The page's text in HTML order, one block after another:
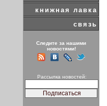
книжная лавка
связь
Следите за нашими
новостями!
Рассылка новостей: